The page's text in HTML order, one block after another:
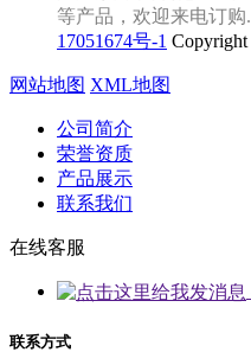
等产品，欢迎来电订
17051674号-1 Copyright
网站地图 XML地图
公司简介
荣誉资质
产品展示
联系我们
在线客服
联系方式